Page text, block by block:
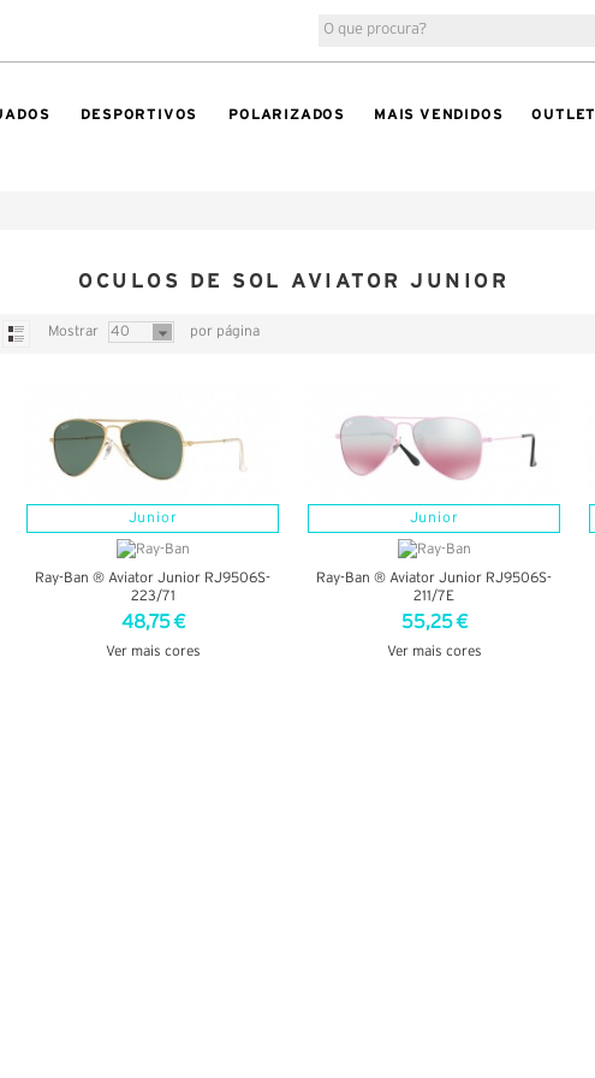
DESPORTIVOS POLARIZADOS MAIS VENDIDOS OUTLET
OCULOS DE SOL AVIATOR JUNIOR
Mostrar 40 por página
Junior
Ray-Ban ® Aviator Junior RJ9506S-
223/71
48,75 €
Ver mais cores
Junior
Ray-Ban ® Aviator Junior RJ9506S-
211/7E
55,25 €
Ver mais cores